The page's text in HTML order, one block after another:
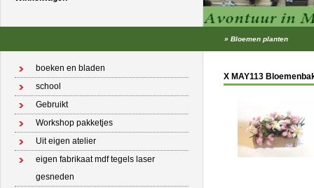
» Bloemen planten
boeken en bladen
school
Gebruikt
Workshop pakketjes
Uit eigen atelier
eigen fabrikaat mdf tegels laser
gesneden
X MAY113